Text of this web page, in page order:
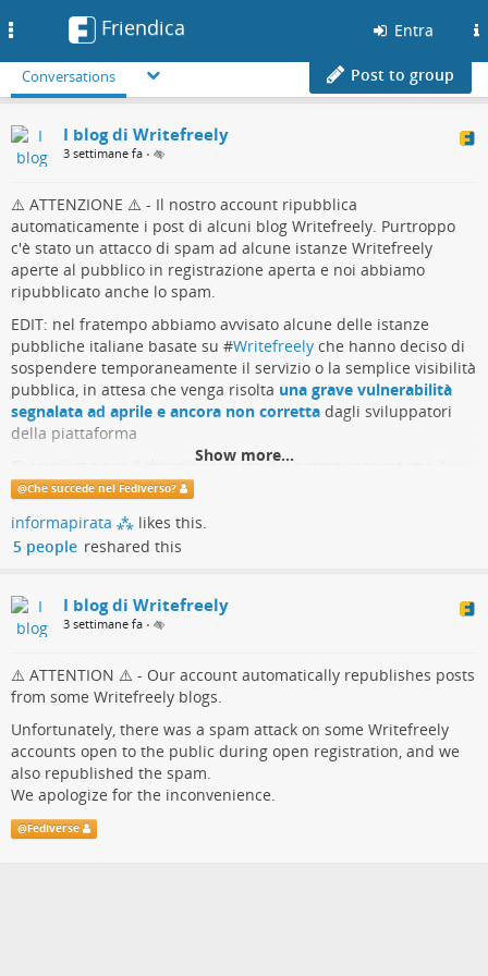
Friendica Entra
Conversations Post to group
I blog di Writefreely
3 settimane fa •
⚠️ ATTENZIONE ⚠️ - Il nostro account ripubblica
automaticamente i post di alcuni blog Writefreely. Purtroppo
c'è stato un attacco di spam ad alcune istanze Writefreely
aperte al pubblico in registrazione aperta e noi abbiamo
ripubblicato anche lo spam.
EDIT: nel fratempo abbiamo avvisato alcune delle istanze
pubbliche italiane basate su #Writefreely che hanno deciso di
sospendere temporaneamente il servizio o la semplice visibilità
pubblica, in attesa che venga risolta una grave vulnerabilità
segnalata ad aprile e ancora non corretta dagli sviluppatori
della piattaforma
Ci scusiamo per il disagio arrecato dal nostro account, ma è
stato proprio grazie a questo disagio che siamo riusciti ad
che Writefreely non presenta strumenti di amministrazione che
consentano agli admin di monitorare puntualmente le attività
Show more...
@Che succede nel Fediverso?
informapirata ⁂ likes this.
5 people reshared this
I blog di Writefreely
3 settimane fa •
⚠️ ATTENTION ⚠️ - Our account automatically republishes posts
from some Writefreely blogs.
Unfortunately, there was a spam attack on some Writefreely
accounts open to the public during open registration, and we
also republished the spam.
We apologize for the inconvenience.
@Fediverse